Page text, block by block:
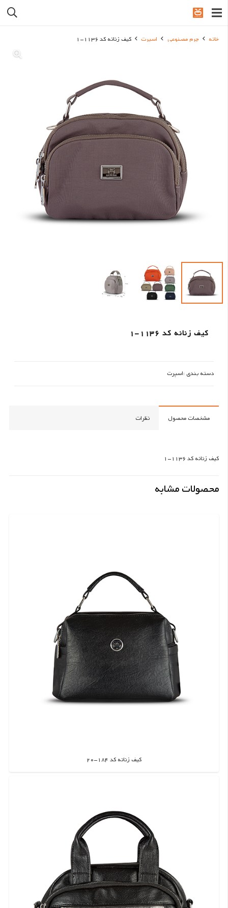
خانه چرم مصنوعی اسپرت کیف زنانه کد 1136-1
کیف زنانه کد 1136-1
دسته بندی :اسپرت
مشخصات محصول نظرات
کیف زنانه کد 1136-1
محصولات مشابه
کیف زنانه کد 184-20
اطلاعات بیشتر